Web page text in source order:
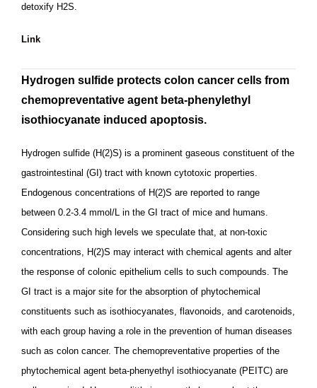
detoxify H2S.
Link
Hydrogen sulfide protects colon cancer cells from
chemopreventative agent beta-phenylethyl
isothiocyanate induced apoptosis.
Hydrogen sulfide (H(2)S) is a prominent gaseous constituent of the
gastrointestinal (GI) tract with known cytotoxic properties.
Endogenous concentrations of H(2)S are reported to range
between 0.2-3.4 mmol/L in the GI tract of mice and humans.
Considering such high levels we speculate that, at non-toxic
concentrations, H(2)S may interact with chemical agents and alter
the response of colonic epithelium cells to such compounds. The
GI tract is a major site for the absorption of phytochemical
constituents such as isothiocyanates, flavonoids, and carotenoids,
with each group having a role in the prevention of human diseases
such as colon cancer. The chemopreventative properties of the
phytochemical agent beta-phenyethyl isothiocyanate (PEITC) are